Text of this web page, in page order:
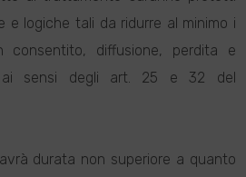
e logiche tali da ridurre al minimo i
consentito, diffusione, perdita e
ai sensi degli art. 25 e 32 del
durata non superiore a quanto